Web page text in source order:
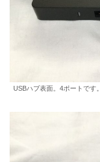
USBハブ表面。4ポートです。